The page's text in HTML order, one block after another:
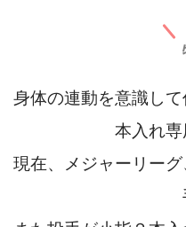
身体の連動を意識し
本入れ専
現在、メジャーリー